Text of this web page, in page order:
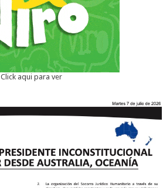
Click aqui para ver